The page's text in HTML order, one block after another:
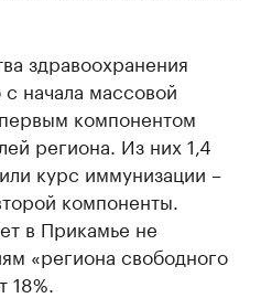
здравоохранения
начала массовой
компонентом
региона. Из них 1,4
курс иммунизации –
компоненты.
в Прикамье не
«региона свободного
18%.